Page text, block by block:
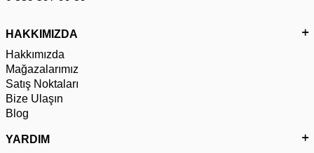
HAKKIMIZDA
Hakkımızda
Mağazalarımız
Satış Noktaları
Bize Ulaşın
Blog
YARDIM